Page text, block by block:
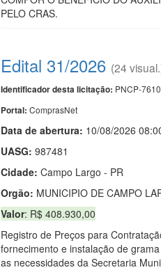
PELO CRAS.
Edital 31/2026 (24
Identificador desta licitação: PNCP-
Portal: ComprasNet
Data de abertura: 10/08/2026
UASG: 987481
Cidade: Campo Largo - PR
Orgão: MUNICIPIO DE CAMPO
Valor: R$ 408.930,00
Registro de Preços para
fornecimento e instalação de
as necessidades da Secretaria